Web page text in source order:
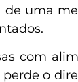
uma
com
o